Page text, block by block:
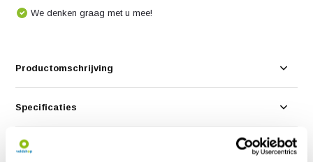
We denken graag met u mee!
Productomschrijving
Specificaties
Reviews